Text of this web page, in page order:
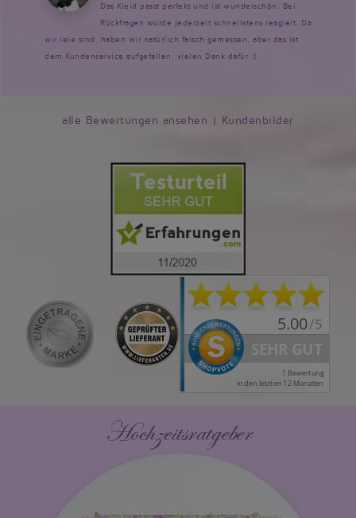
Das Kleid passt perfekt und ist wunderschön. Bei
Rückfragen wurde jederzeit schnellstens reagiert. Da
wir leie sind, haben wir natürlich falsch gemessen, aber das ist
dem Kundenservice aufgefallen, vielen Dank dafür :)
alle Bewertungen ansehen | Kundenbilder
Hochzeitsratgeber